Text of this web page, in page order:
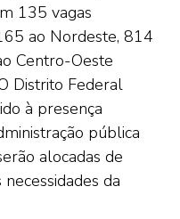
135 vagas
ao Nordeste, 814
Centro-Oeste
Distrito Federal
à presença
pública
alocadas de
da